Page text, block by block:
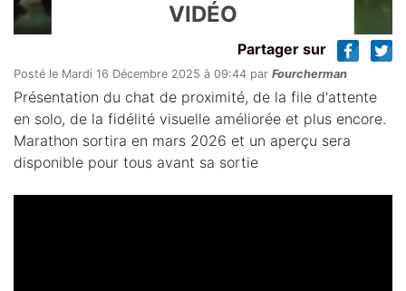
VIDÉO
Partager sur
Posté le Mardi 16 Décembre 2025 à 09:44 par Fourcherman
Présentation du chat de proximité, de la file d'attente
en solo, de la fidélité visuelle améliorée et plus encore.
Marathon sortira en mars 2026 et un aperçu sera
disponible pour tous avant sa sortie